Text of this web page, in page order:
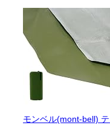
モンベル(mont-bell)